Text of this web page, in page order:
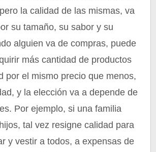
la calidad de las mismas, va
su tamaño, su sabor y su
alguien va de compras, puede
más cantidad de productos
por el mismo precio que menos,
y la elección va a depende de
Por ejemplo, si una familia
tal vez resigne calidad para
y vestir a todos, a expensas de